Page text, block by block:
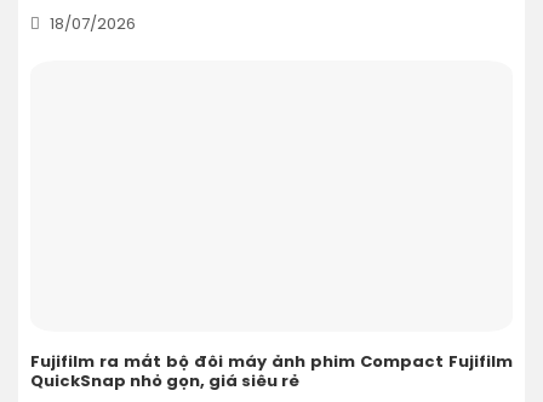
18/07/2026
Fujifilm ra mắt bộ đôi máy ảnh phim Compact Fujifilm
QuickSnap nhỏ gọn, giá siêu rẻ